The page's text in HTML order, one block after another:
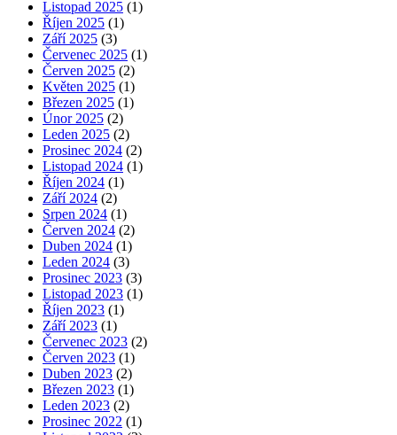
Listopad 2025 (1)
Říjen 2025 (1)
Září 2025 (3)
Červenec 2025 (1)
Červen 2025 (2)
Květen 2025 (1)
Březen 2025 (1)
Únor 2025 (2)
Leden 2025 (2)
Prosinec 2024 (2)
Listopad 2024 (1)
Říjen 2024 (1)
Září 2024 (2)
Srpen 2024 (1)
Červen 2024 (2)
Duben 2024 (1)
Leden 2024 (3)
Prosinec 2023 (3)
Listopad 2023 (1)
Říjen 2023 (1)
Září 2023 (1)
Červenec 2023 (2)
Červen 2023 (1)
Duben 2023 (2)
Březen 2023 (1)
Leden 2023 (2)
Prosinec 2022 (1)